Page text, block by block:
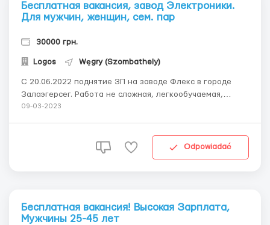
Бесплатная вакансия, завод Электроники.
Для мужчин, женщин, сем. пар
30000 грн.
Logos Węgry (Szombathely)
С 20.06.2022 поднятие ЗП на заводе Флекс в городе
Залаэгерсег. Работа не сложная, легкообучаемая,
работа на конвейере и в цеху. Новые условия: Ставка
продуктивность: 18.000 - 30.000 фор брутто ...
09-03-2023
Odpowiadać
Бесплатная вакансия! Высокая Зарплата,
Мужчины 25-45 лет